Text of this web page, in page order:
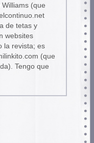
(que
de tetas y
websites
la revista; es
(que
Tengo que